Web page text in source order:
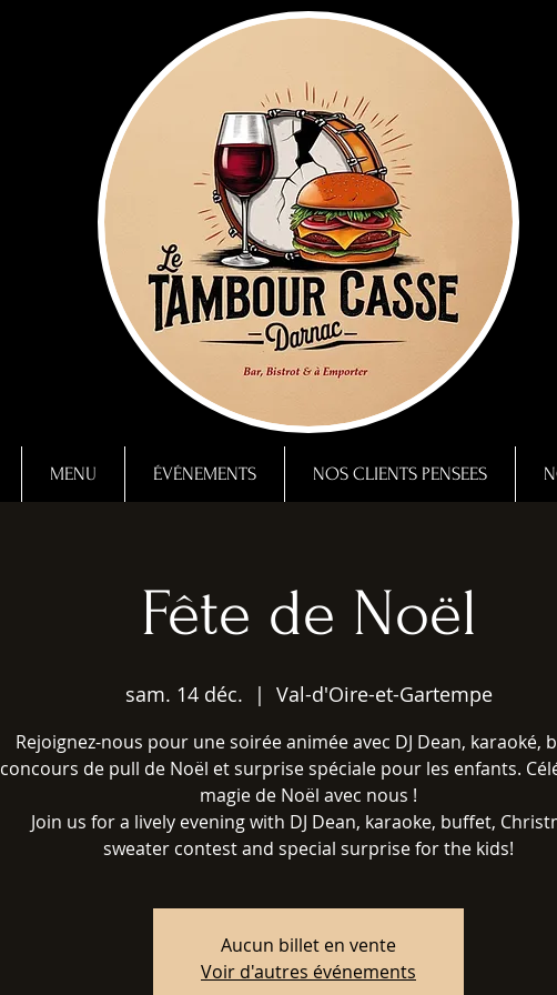
MENU ÉVÉNEMENTS NOS CLIENTS PENSEES
Fête de Noël
sam. 14 déc.
  |
Val-d'Oire-et-Gartempe
Rejoignez-nous pour une soirée animée avec DJ Dean, karaoké,
concours de pull de Noël et surprise spéciale pour les enfants.
magie de Noël avec nous !
Join us for a lively evening with DJ Dean, karaoke, buffet,
sweater contest and special surprise for the kids!
Aucun billet en vente
Voir d'autres événements